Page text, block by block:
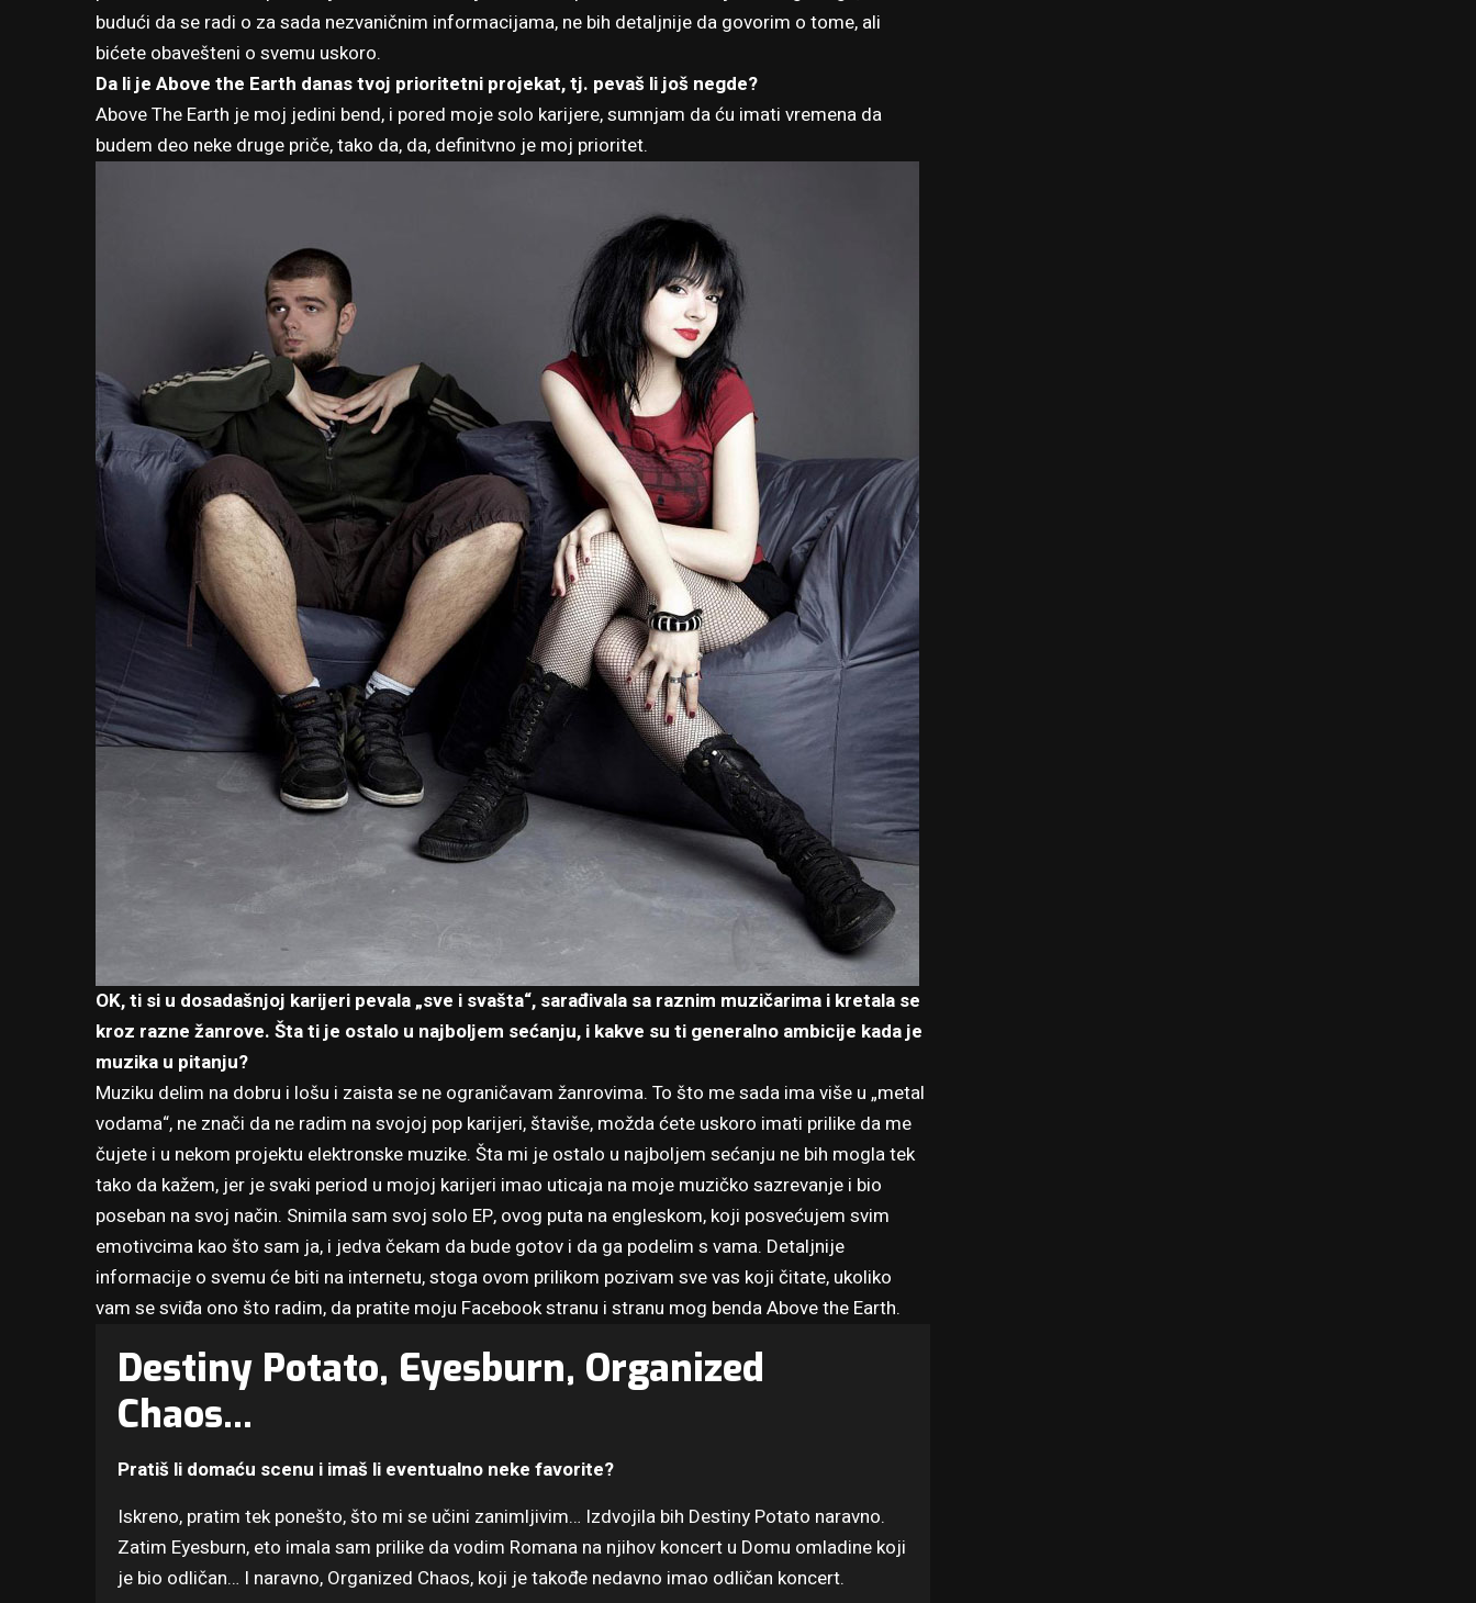
budući da se radi o za sada nezvaničnim informacijama, ne bih detaljnije da govorim o tome, ali
bićete obavešteni o svemu uskoro.
Da li je Above the Earth danas tvoj prioritetni projekat, tj. pevaš li još negde?
Above The Earth je moj jedini bend, i pored moje solo karijere, sumnjam da ću imati vremena da
budem deo neke druge priče, tako da, da, definitvno je moj prioritet.
OK, ti si u dosadašnjoj karijeri pevala „sve i svašta“, sarađivala sa raznim muzičarima i kretala se
kroz razne žanrove. Šta ti je ostalo u najboljem sećanju, i kakve su ti generalno ambicije kada je
muzika u pitanju?
Muziku delim na dobru i lošu i zaista se ne ograničavam žanrovima. To što me sada ima više u „metal
vodama“, ne znači da ne radim na svojoj pop karijeri, štaviše, možda ćete uskoro imati prilike da me
čujete i u nekom projektu elektronske muzike. Šta mi je ostalo u najboljem sećanju ne bih mogla tek
tako da kažem, jer je svaki period u mojoj karijeri imao uticaja na moje muzičko sazrevanje i bio
poseban na svoj način. Snimila sam svoj solo EP, ovog puta na engleskom, koji posvećujem svim
emotivcima kao što sam ja, i jedva čekam da bude gotov i da ga podelim s vama. Detaljnije
informacije o svemu će biti na internetu, stoga ovom prilikom pozivam sve vas koji čitate, ukoliko
vam se sviđa ono što radim, da pratite moju Facebook stranu i stranu mog bendaAbove the Earth.
Destiny Potato, Eyesburn, Organized
Chaos…
Pratiš li domaću scenu i imaš li eventualno neke favorite?
Iskreno, pratim tek ponešto, što mi se učini zanimljivim… Izdvojila bih Destiny Potato naravno.
Zatim Eyesburn, eto imala sam prilike da vodim Romana na njihov koncert u Domu omladine koji
je bio odličan… I naravno, Organized Chaos, koji je takođe nedavno imao odličan koncert.